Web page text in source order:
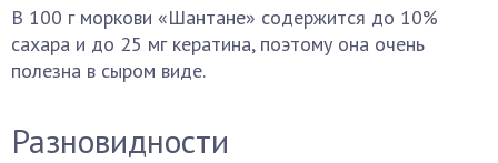
В 100 г моркови «Шантане» содержится до 10%
сахара и до 25 мг кератина, поэтому она очень
полезна в сыром виде.
Разновидности